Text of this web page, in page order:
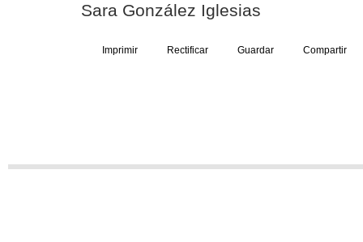
Sara González Iglesias
Imprimir Rectificar Guardar Compartir